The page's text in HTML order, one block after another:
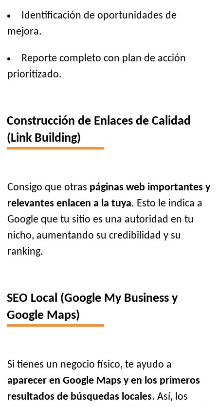
Identificación de oportunidades de
mejora.
Reporte completo con plan de acción
prioritizado.
Construcción de Enlaces de Calidad
(Link Building)
Consigo que otras páginas web importantes y
relevantes enlacen a la tuya. Esto le indica a
Google que tu sitio es una autoridad en tu
nicho, aumentando su credibilidad y su
ranking.
SEO Local (Google My Business y
Google Maps)
Si tienes un negocio físico, te ayudo a
aparecer en Google Maps y en los primeros
resultados de búsquedas locales. Así, los